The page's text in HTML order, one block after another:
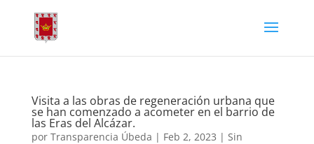
Visita a las obras de regeneración urbana que
se han comenzado a acometer en el barrio de
las Eras del Alcázar.
por Transparencia Úbeda | Feb 2, 2023 | Sin